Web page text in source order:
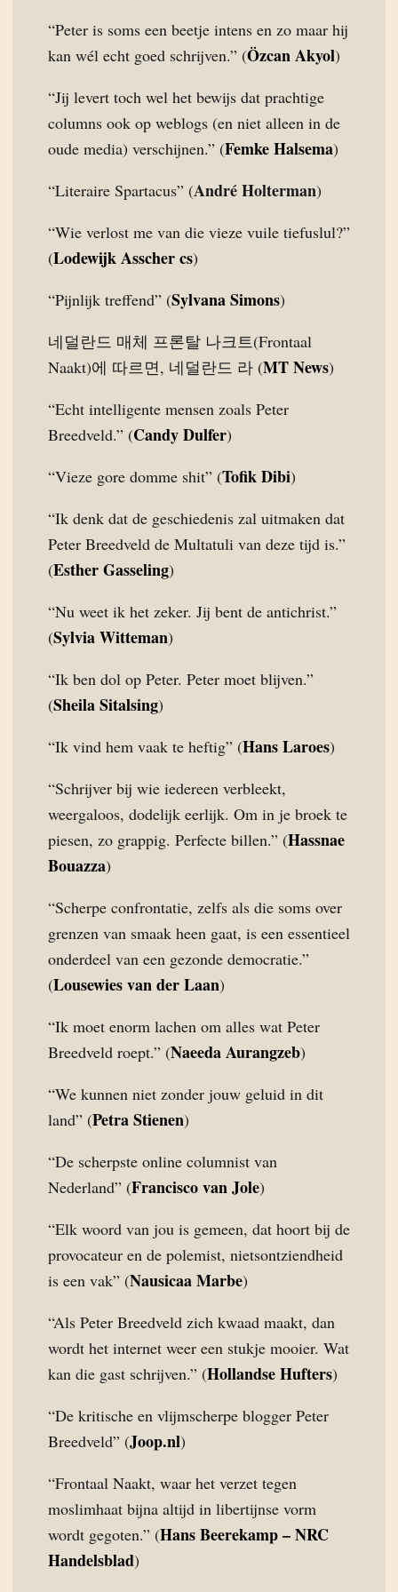
“Peter is soms een beetje intens en zo maar hij
kan wél echt goed schrijven.” (Özcan Akyol)
“Jij levert toch wel het bewijs dat prachtige
columns ook op weblogs (en niet alleen in de
oude media) verschijnen.” (Femke Halsema)
“Literaire Spartacus” (André Holterman)
“Wie verlost me van die vieze vuile tiefuslul?”
(Lodewijk Asscher cs)
“Pijnlijk treffend” (Sylvana Simons)
네덜란드 매체 프론탈 나크트(Frontaal
Naakt)에 따르면, 네덜란드 라 (MT News)
“Echt intelligente mensen zoals Peter
Breedveld.” (Candy Dulfer)
“Vieze gore domme shit” (Tofik Dibi)
“Ik denk dat de geschiedenis zal uitmaken dat
Peter Breedveld de Multatuli van deze tijd is.”
(Esther Gasseling)
“Nu weet ik het zeker. Jij bent de antichrist.”
(Sylvia Witteman)
“Ik ben dol op Peter. Peter moet blijven.”
(Sheila Sitalsing)
“Ik vind hem vaak te heftig” (Hans Laroes)
“Schrijver bij wie iedereen verbleekt,
weergaloos, dodelijk eerlijk. Om in je broek te
piesen, zo grappig. Perfecte billen.” (Hassnae
Bouazza)
“Scherpe confrontatie, zelfs als die soms over
grenzen van smaak heen gaat, is een essentieel
onderdeel van een gezonde democratie.”
(Lousewies van der Laan)
“Ik moet enorm lachen om alles wat Peter
Breedveld roept.” (Naeeda Aurangzeb)
“We kunnen niet zonder jouw geluid in dit
land” (Petra Stienen)
“De scherpste online columnist van
Nederland” (Francisco van Jole)
“Elk woord van jou is gemeen, dat hoort bij de
provocateur en de polemist, nietsontziendheid
is een vak” (Nausicaa Marbe)
“Als Peter Breedveld zich kwaad maakt, dan
wordt het internet weer een stukje mooier. Wat
kan die gast schrijven.” (Hollandse Hufters)
“De kritische en vlijmscherpe blogger Peter
Breedveld” (Joop.nl)
“Frontaal Naakt, waar het verzet tegen
moslimhaat bijna altijd in libertijnse vorm
wordt gegoten.” (Hans Beerekamp – NRC
Handelsblad)